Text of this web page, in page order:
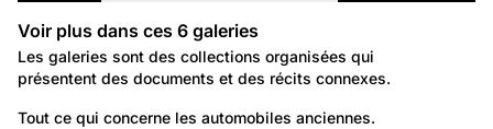
Galeries
Voir plus dans ces 6 galeries
Les galeries sont des collections organisées qui
présentent des documents et des récits connexes.
Environnement: Transport
Tout ce qui concerne les automobiles anciennes.